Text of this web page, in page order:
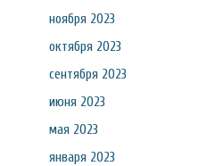
ноября 2023
октября 2023
сентября 2023
июня 2023
мая 2023
января 2023